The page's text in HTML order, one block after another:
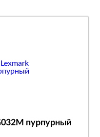
пурпурный